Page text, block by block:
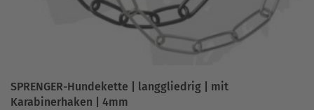
SPRENGER-Hundekette | langgliedrig | mit
Karabinerhaken | 4mm